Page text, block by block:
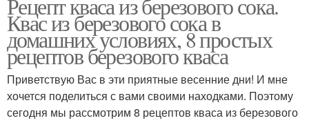
Квас из березового сока в
домашних условиях, 8 простых
рецептов березового кваса
Приветствую Вас в эти приятные весенние дни! И мне
хочется поделиться с вами своими находками. Поэтому
сегодня мы рассмотрим 8 рецептов кваса из березового